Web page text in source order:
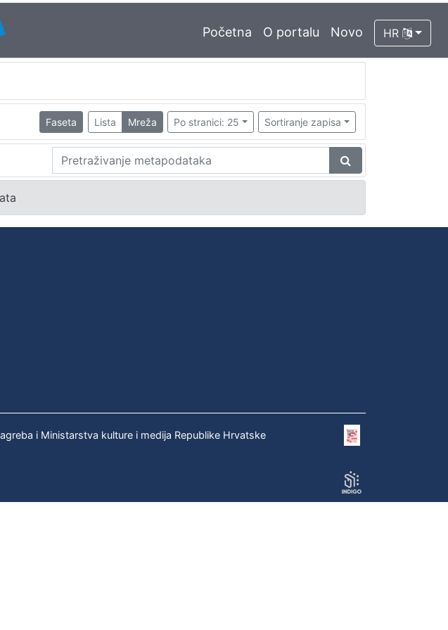
Početna O portalu Novo HR
Faseta Lista Mreža Po stranici: 25 Sortiranje zapisa
i Ministarstva kulture i medija Republike Hrvatske